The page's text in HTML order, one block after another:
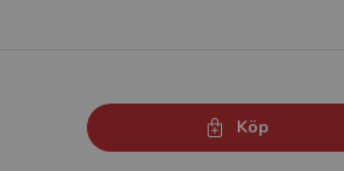
Köp